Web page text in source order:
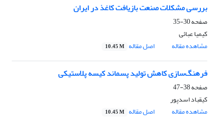
بررسی مشکلات صنعت بازیافت کاغذ در ایران
صفحه30-35
کیمیا عبائی
مشاهده مقاله
اصل مقاله 10.45 M
فرهنگ‌سازی کاهش تولید پسماند کیسه پلاستیکی
صفحه38-47
کیقباد اسدپور
مشاهده مقاله
اصل مقاله 10.45 M